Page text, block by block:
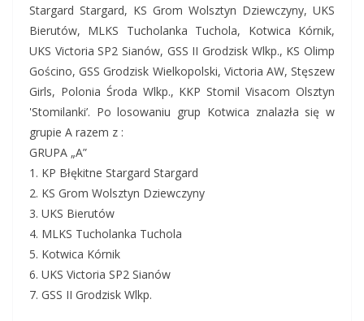
Stargard Stargard, KS Grom Wolsztyn Dziewczyny, UKS
Bierutów, MLKS Tucholanka Tuchola, Kotwica Kórnik,
UKS Victoria SP2 Sianów, GSS II Grodzisk Wlkp., KS Olimp
Gościno,GSS Grodzisk Wielkopolski, Victoria AW,Stęszew
Girls, Polonia Środa Wlkp., KKP Stomil Visacom Olsztyn
'Stomilanki’. Po losowaniu grup Kotwica znalazła się w
grupie A razem z :
GRUPA „A”
1. KP Błękitne Stargard Stargard
2. KS Grom Wolsztyn Dziewczyny
3. UKS Bierutów
4. MLKS Tucholanka Tuchola
5. Kotwica Kórnik
6. UKS Victoria SP2 Sianów
7. GSS II Grodzisk Wlkp.